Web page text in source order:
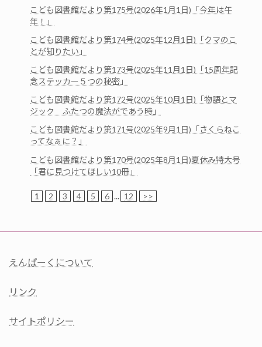
こども図書館だより第175号(2026年1月1日)「今年は午
年！」
こども図書館だより第174号(2025年12月1日)「クマのこ
とが知りたい」
こども図書館だより第173号(2025年11月1日)「15周年記
念ステッカー５つの秘密」
こども図書館だより第172号(2025年10月1日)「物語とマ
ジック ふたつの魔法がであう時」
こども図書館だより第171号(2025年9月1日)「さくらねこ
ってなぁに？」
こども図書館だより第170号(2025年8月1日)夏休み特大号
「君に見つけてほしい10冊」
1 2 3 4 5 6 ... 12 >>
えんぱーくについて
リンク
サイトポリシー